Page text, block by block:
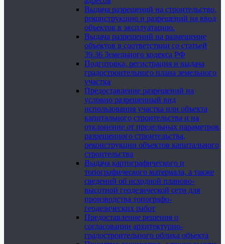
Выдача разрешений на строительство,
реконструкцию и разрешений на ввод
объектов в эксплуатацию.
Выдача разрешений на размещение
объектов в соответствии со статьей
39.36 Земельного кодекса РФ
Подготовка, регистрация и выдача
градостроительного плана земельного
участка
Предоставление разрешений на
условно разрешенный вид
использования участка или объекта
капитального строительства и на
отклонение от предельных параметров
разрешенного строительства,
реконструкции объектов капитального
строительства
Выдача картографического и
топографического материала, а также
сведений об исходной планово-
высотной геодезической сети для
производства топографо-
геодезических работ
Предоставление решения о
согласовании архитектурно-
градостроительного облика объекта